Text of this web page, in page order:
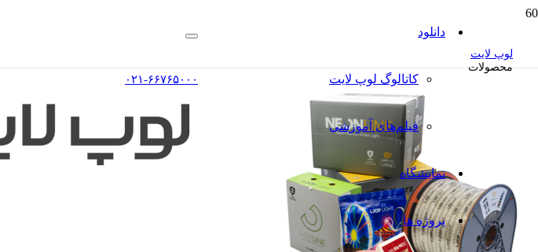
دانلود
کاتالوگ‌ لوپ لایت
فیلم‌های آموزشی
نمایشگاه
پروژه ها
۰۲۱-۶۶۷۶۵۰۰۰
لوپ لایت
محصولات